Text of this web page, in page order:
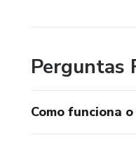
Perguntas
Como funciona